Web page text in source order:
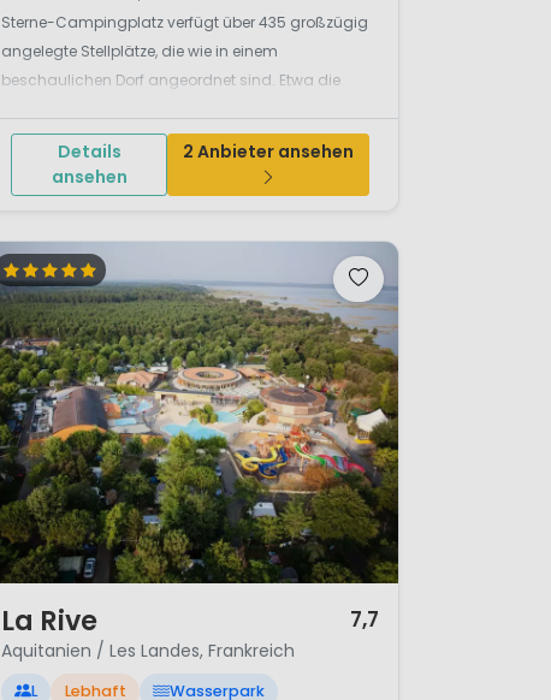
Sterne-Campingplatz verfügt über 435 großzügig
angelegte Stellplätze, die wie in einem
beschaulichen Dorf angeordnet sind. Etwa die
Luxuscaravans, die begeistert von Campern ohne
Details
ansehen
2 Anbieter ansehen
La Rive 7,7
Aquitanien / Les Landes, Frankreich
L Lebhaft Wasserpark